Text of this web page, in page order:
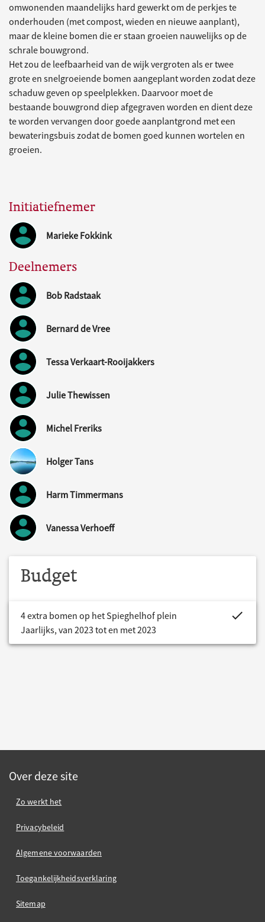
omwonenden maandelijks hard gewerkt om de perkjes te
onderhouden (met compost, wieden en nieuwe aanplant),
maar de kleine bomen die er staan groeien nauwelijks op de
schrale bouwgrond.
Het zou de leefbaarheid van de wijk vergroten als er twee
grote en snelgroeiende bomen aangeplant worden zodat deze
schaduw geven op speelplekken. Daarvoor moet de
bestaande bouwgrond diep afgegraven worden en dient deze
te worden vervangen door goede aanplantgrond met een
bewateringsbuis zodat de bomen goed kunnen wortelen en
groeien.
Initiatiefnemer
Marieke Fokkink
Deelnemers
Bob Radstaak
Bernard de Vree
Tessa Verkaart-Rooijakkers
Julie Thewissen
Michel Freriks
Holger Tans
Harm Timmermans
Vanessa Verhoeff
Budget
4 extra bomen op het Spieghelhof plein
Jaarlijks, van 2023 tot en met 2023
Over deze site
Zo werkt het
Privacybeleid
Algemene voorwaarden
Toegankelijkheidsverklaring
Sitemap